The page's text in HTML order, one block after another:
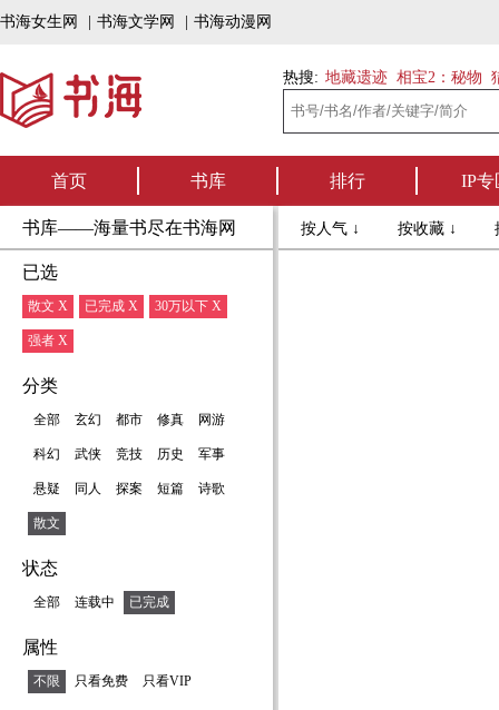
书海女生网 书海文学网 书海动漫网
热搜: 地藏遗迹 相宝2：秘物
首页 书库 排行 IP专
书库——海量书尽在书海网
已选
散文 X 已完成 X 30万以下 X
强者 X
分类
全部 玄幻 都市 修真 网游
科幻 武侠 竞技 历史 军事
悬疑 同人 探案 短篇 诗歌
散文
状态
全部 连载中 已完成
属性
不限 只看免费 只看VIP
按人气 ↓ 按收藏 ↓